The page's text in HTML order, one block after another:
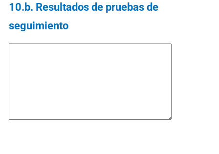
10.b. Resultados de pruebas de
seguimiento